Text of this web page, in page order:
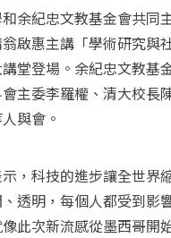
余紀忠文教基金會共同
啟惠主講「學術研究與
堂登場。余紀忠文教基
主委李羅權、清大校長
與會。
，科技的進步讓全世界
透明，每個人都受到影
此次新流感從墨西哥開